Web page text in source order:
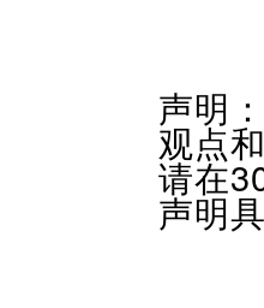
声明
观点
请在
声明